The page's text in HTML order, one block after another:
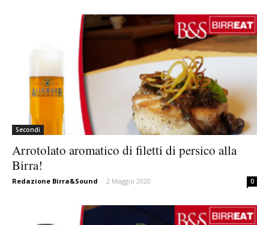
Secondi
Arrotolato aromatico di filetti di persico alla
Birra!
Redazione Birra&Sound - 2 Maggio 2020 0